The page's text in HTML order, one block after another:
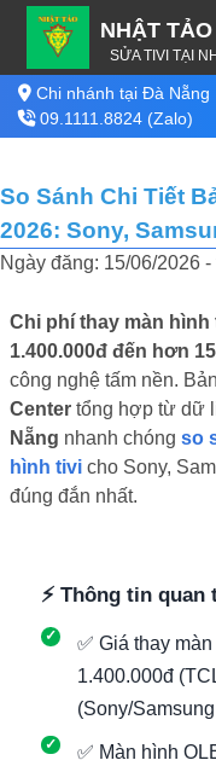
NHẬT
SỬA TIVI TẠI
Chi nhánh tại Đà Nẵng
09.1111.8824 (Zalo)
So Sánh Chi Tiết
2026: Sony,
Ngày đăng: 15/06/2026
Chi phí thay màn hình
1.400.000đ đến hơn
công nghệ tấm nền.
Center tổng hợp từ dữ
Nẵng nhanh chóng so
hình tivi cho Sony,
đúng đắn nhất.
⚡ Thông tin
✅ Giá thay
1.400.000đ
(Sony/
✅ Màn hình